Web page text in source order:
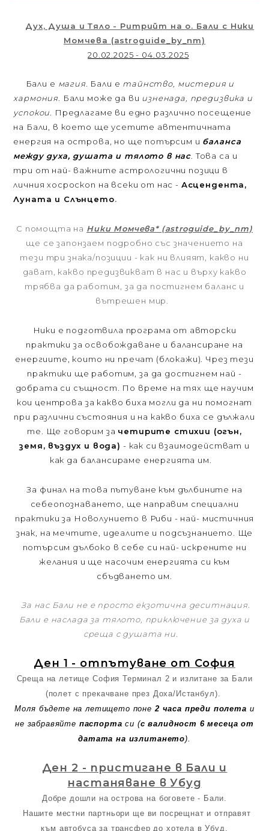
Дух, Душа и Тяло - Ритрийт на о. Бали с Ники
Момчева (astroguide_by_nm)
20.02.2025 - 04.03.2025
Бали е магия . Бали е тайнство, мистерия и
хармония . Бали може да ви изненада, предизвика и
успокои . Предлагаме ви едно различно посещение
на Бали, в което ще усетите автентичната
енергия на острова, но ще потърсим и баланса
между духа, душата и тялото в нас . Това са и
три от най- важните астрологични позици в
личния хосроскоп на всеки от нас - Асцендента,
Луната и Слънцето.
С помощта на Ники Момчева* (astroguide_by_nm)
ще се запонзаем подробно със значението на
тези три знака/позиции - как ни влияят, какво ни
дават, какво предизвикват в нас и върху какво
трябва да работим, за да постигнем баланс и
вътрешен мир.
Ники е подготвила програма от авторски
практики за освобождаване и балансиране на
енергиите, които ни пречат (блокажи). Чрез тези
практики ще работим, за да достигнем най -
добрата си същност. По време на тях ще научим
кои центрова за какво биха могли да ни помогнат
при различни състояния и на какво биха се дължали
те. Ще говорим за четирите стихии (огън,
земя, въздух и вода) - как си взаимодействат и
как да балансираме енергията им.
За финал на това пътуване към дълбините на
себеопознаването, ще направим специални
практики за Новолунието в Риби - най- мистичния
знак, на мечтите, идеалите и подсъзнанието. Ще
потърсим дълбоко в себе си най- искрените ни
желания и ще насочим енергията си към
сбъдването им.
За нас Бали не е просто екзотична деситнация.
Бали е наслада за тялото, приключение за духа и
среща с душата ни.
Ден 1 - отпътуване от София
Среща на летище София Терминал 2 и излитане за Бали
(полет с прекачване през Доха/Истанбул).
Моля бъдете на летището поне2 часа преди полета и
не забравяйте паспорта си (с валидност 6 месеца от
датата на излитането).
Ден 2 - пристигане в Бали и
настаняване в Убуд
Добре дошли на острова на боговете - Бали.
Нашите местни партньори ще ви посрещнат и отправят
към автобуса за трансфер до хотела в Убуд.